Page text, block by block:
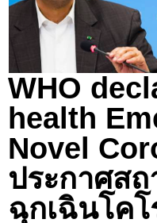
WHO
health
Novel
ประกาศส
ฉุกเฉินโคโ